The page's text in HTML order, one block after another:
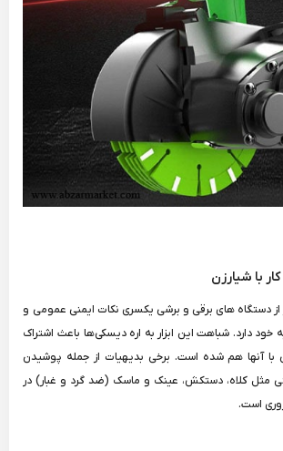
با شیارزن
دستگاه های برقی و برشی یکسری نکات ایمنی عمومی و
دارد. شباهت این ابزار به اره دیسکی‌ها باعث اشتراک
با آنها هم شده است. برخی بدیهیات از جمله پوشیدن
مثل کلاه، دستکش، عینک و ماسک (ضد گرد و غبار) در
است.